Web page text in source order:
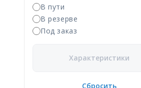
В пути
В резерве
Под заказ
Характеристики
Сбросить